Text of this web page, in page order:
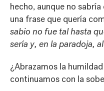
hecho, aunque no
una frase que quería
sabio no fue tal hasta
sería y, en la paradoja,
¿Abrazamos la
continuamos con la